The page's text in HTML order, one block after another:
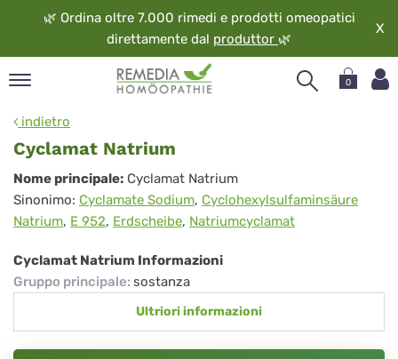
🌿 Ordina oltre 7.000 rimedi e prodotti omeopatici
direttamente dal produttor 🌿
X
0
indietro
Cyclamat Natrium
Cyclamat
Natrium
Nome principale: Cyclamat Natrium
Sinonimo: Cyclamate Sodium, Cyclohexylsulfaminsäure
Natrium, E 952, Erdscheibe, Natriumcyclamat
Cyclamat Natrium Informazioni
Gruppo principale: sostanza
Ultriori informazioni